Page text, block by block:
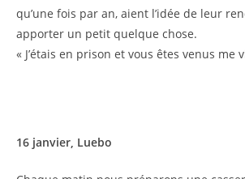
qu’une fois par an, aient l’idée de leur
apporter un petit quelque chose.
« J’étais en prison et vous êtes venus me
16 janvier, Luebo